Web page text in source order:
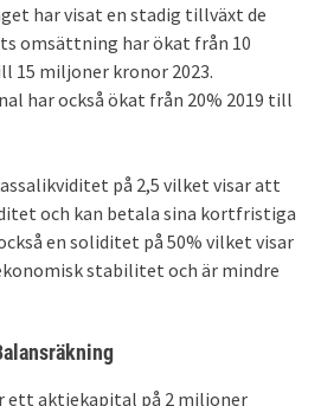
har visat en stadig tillväxt de
omsättning har ökat från 10
15 miljoner kronor 2023.
har också ökat från 20% 2019 till
på 2,5 vilket visar att
och kan betala sina kortfristiga
en soliditet på 50% vilket visar
stabilitet och är mindre
ett aktiekapital på 2 miljoner